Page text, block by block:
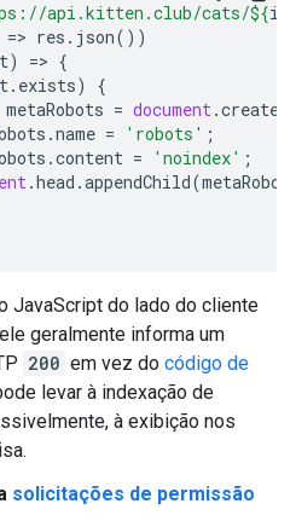
api.kitten.club/cats/${id
=> res . json())
) => {
. exists)
{
metaRobots = document.
.name = 'robots' ;
.content = 'noindex' ;
.head .appendChild(
JavaScript do lado do cliente
geralmente informa um
200 em vez do código de
levar à indexação de
à exibição nos
solicitações de permissão